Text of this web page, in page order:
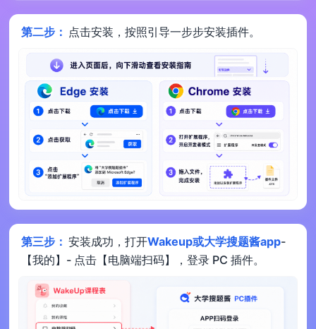
第二步： 点击安装，按照引导一步步安装插件。
第三步： 安装成功，打开Wakeup或大学搜题酱app-
【我的】- 点击【电脑端扫码】，登录 PC 插件。